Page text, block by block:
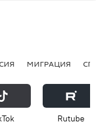
МИГРАЦИЯ
Rutube